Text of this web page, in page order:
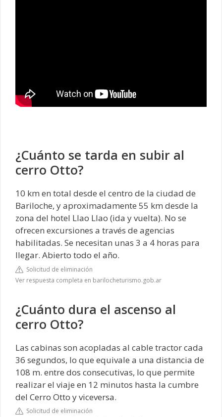
¿Cuánto se tarda en subir al
cerro Otto?
10 km en total desde el centro de la ciudad de
Bariloche, y aproximadamente 55 km desde la
zona del hotel Llao Llao (ida y vuelta). No se
ofrecen excursiones a través de agencias
habilitadas. Se necesitan unas 3 a 4 horas para
llegar. Abierto todo el año.
Solicitud de eliminación
Ver respuesta completa en barilocheturismo.gob.ar
¿Cuánto dura el ascenso al
cerro Otto?
Las cabinas son acopladas al cable tractor cada
36 segundos, lo que equivale a una distancia de
108 m. entre dos consecutivas, lo que permite
realizar el viaje en 12 minutos hasta la cumbre
del Cerro Otto y viceversa.
Solicitud de eliminación